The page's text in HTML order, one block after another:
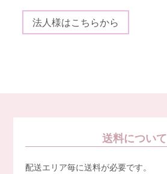
法人様はこちらから
送料について
配送エリア毎に送料が必要です。